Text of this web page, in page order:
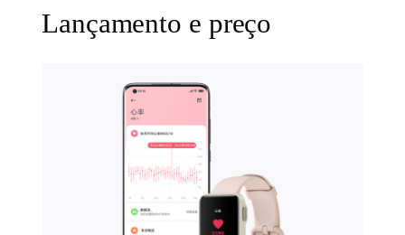
Lançamento e preço